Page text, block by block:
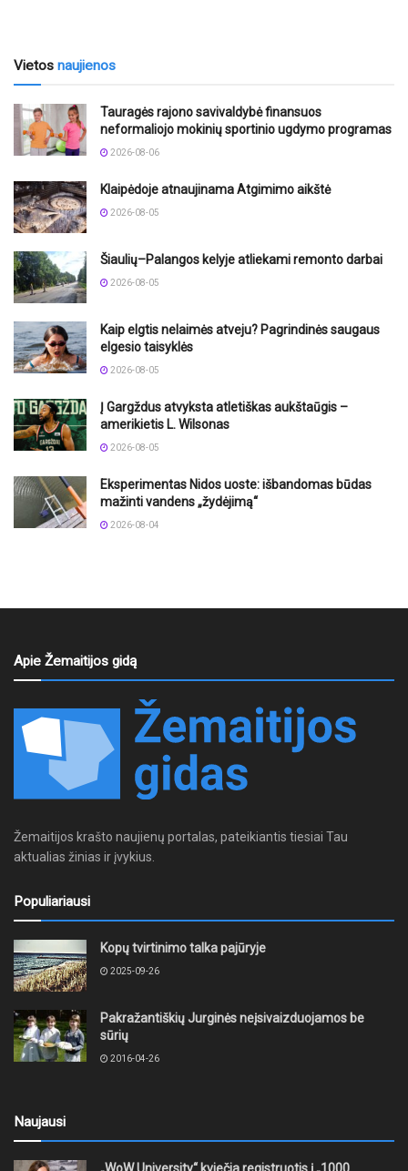
Vietos naujienos
Tauragės rajono savivaldybė finansuos
neformaliojo mokinių sportinio ugdymo programas
2026-08-06
Klaipėdoje atnaujinama Atgimimo aikštė
2026-08-05
Šiaulių–Palangos kelyje atliekami remonto darbai
2026-08-05
Kaip elgtis nelaimės atveju? Pagrindinės saugaus
elgesio taisyklės
2026-08-05
Į Gargždus atvyksta atletiškas aukštaūgis –
amerikietis L. Wilsonas
2026-08-05
Eksperimentas Nidos uoste: išbandomas būdas
mažinti vandens „žydėjimą“
2026-08-04
Apie Žemaitijos gidą
Žemaitijos krašto naujienų portalas, pateikiantis tiesiai Tau
aktualias žinias ir įvykius.
Populiariausi
Kopų tvirtinimo talka pajūryje
2025-09-26
Pakražantiškių Jurginės neįsivaizduojamos be
sūrių
2016-04-26
Naujausi